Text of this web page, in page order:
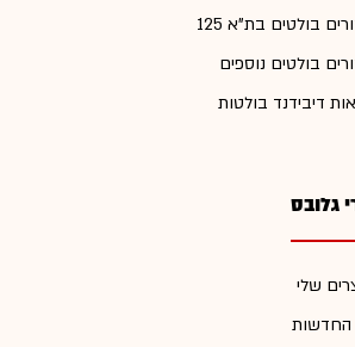
בולטים בת"א 125
בולטים נוספים
דיבידנד בולטות
גלובס
שלי
החדשות